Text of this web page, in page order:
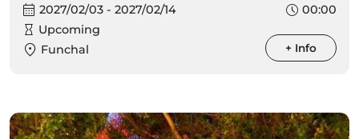
2027/02/03 - 2027/02/14
00:00
Upcoming
Funchal
+ Info